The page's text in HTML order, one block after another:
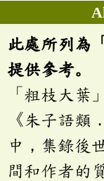
此處所列為「
提供參考。
「粗枝大葉
《朱子語類
中，集錄後
間和作者的